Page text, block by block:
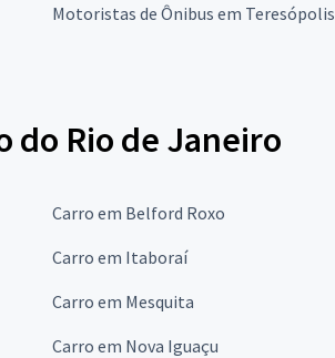
Motoristas de Ônibus em Teresópolis
do Rio de Janeiro
Carro em Belford Roxo
Carro em Itaboraí
Carro em Mesquita
Carro em Nova Iguaçu